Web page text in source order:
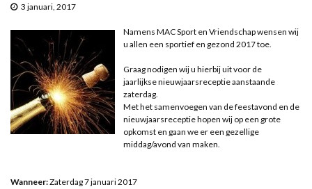
3 januari, 2017
Namens MAC Sport en Vriendschap wensen wij
u allen een sportief en gezond 2017 toe.
Graag nodigen wij u hierbij uit voor de
jaarlijkse nieuwjaarsreceptie aanstaande
zaterdag.
Met het samenvoegen van de feestavond en de
nieuwjaarsreceptie hopen wij op een grote
opkomst en gaan we er een gezellige
middag/avond van maken.
Wanneer:Zaterdag 7 januari 2017